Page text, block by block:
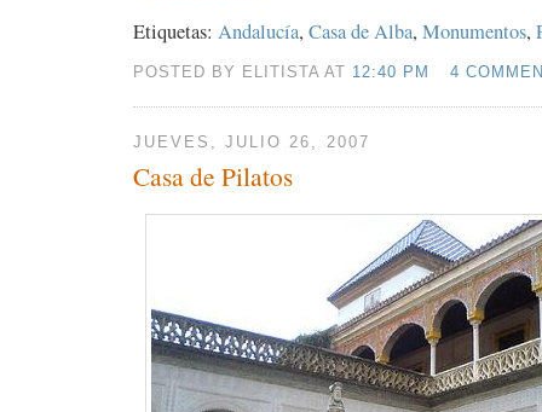
Etiquetas: Andalucía, Casa de Alba, Monumentos,
POSTED BY ELITISTA AT 12:40 PM 4
JUEVES, JULIO 26, 2007
Casa de Pilatos